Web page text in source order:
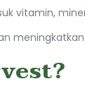
vitamin,